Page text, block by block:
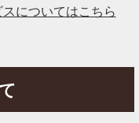
についてはこちら